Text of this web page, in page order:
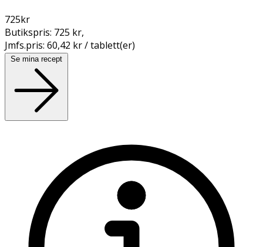
725kr
Butikspris: 725 kr,
Jmfs.pris: 60,42 kr / tablett(er)
Se mina recept